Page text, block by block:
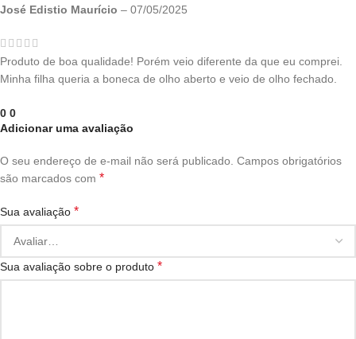
José Edistio Maurício – 07/05/2025
Produto de boa qualidade! Porém veio diferente da que eu comprei.
Minha filha queria a boneca de olho aberto e veio de olho fechado.
0 0
Adicionar uma avaliação
O seu endereço de e-mail não será publicado. Campos obrigatórios
são marcados com *
Sua avaliação *
Sua avaliação sobre o produto *